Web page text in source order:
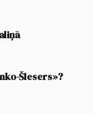
Šlesers»?